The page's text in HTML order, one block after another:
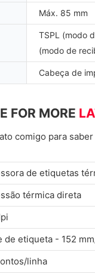
Máx. 85 mm
TSPL (modo
(modo de
Cabeça de
FOR MORE
comigo para
de etiquetas
térmica direta
de etiqueta - 152
linha